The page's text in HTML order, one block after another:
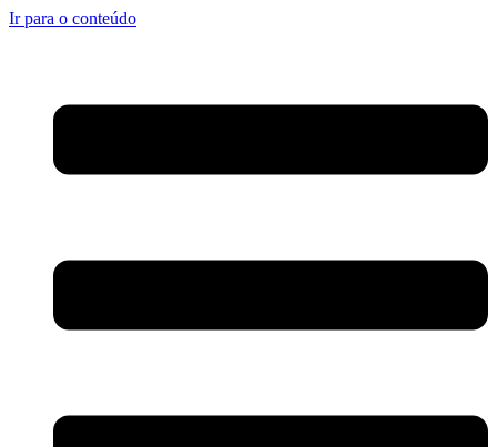
Ir para o conteúdo